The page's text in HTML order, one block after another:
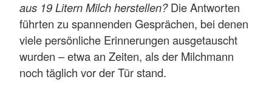
aus 19 Litern Milch herstellen?Die Antworten
führten zu spannenden Gesprächen, bei denen
viele persönliche Erinnerungen ausgetauscht
wurden – etwa an Zeiten, als der Milchmann
noch täglich vor der Tür stand.